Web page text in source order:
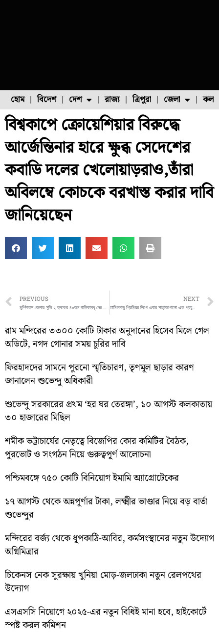
হোম বিদেশ দেশ
ফুল চাষ ফল চাষ মাছ চাষ
রাজ্য ত্রিপুরা জেলা
উত্তর ২৪ পরগনা
বিশ্বকাপে ক্রোয়েশিয়ার বিরুদ্ধে
আর্জেন্তিনার হারে ক্ষুব্ধ সেদেশের
কবাডি দলের খেলোয়াড়রাও,তাঁরা
অবিলম্বে কোচকে বরখাস্ত করার দাবি
জানিয়েছেন
Prev
PREVIOUS
মুর্শিদাবাদ জেলার সুতি ২ ব্লকের ৪০জন বালিকাবধূ দের নিয়ে প্রশিক্ষণ শুরু করলো চাইল্ড ইন নীড ইনস্টিটিউট সিনি
NEXT
তামিলনাড়ু প্রিমিয়র লিগে এবার সাড়াজাগানো এক প্রযুক্তির ব্যবহার হবে। ক্রিকেটে প্রথমবার সেই প্রযুক্তি আসছে ভারতের প্রাক্তন স্পিনার অনিল কুম্বলের হাত ধরে
রাম মন্দিরের ৩৩০০ কোটি টাকার অনুদানের হিসেব মিলে গেল
অডিটে, নগদ গোনার সময় চুরির দাবি
ফিরহাদদের সামনে পুরনো স্মৃতিচারণ, তৃণমূল ছাড়ার কারণ
জানালেন শুভেন্দু অধিকারী
শুভেন্দু সরকারের প্রথম ‘হর ঘর তেরঙ্গা’, ১০ আগস্ট কলকাতায়
৩০ হাজারের মিছিল
শমীক ভট্টাচার্যের নেতৃত্বে বিজেপির কোর কমিটির বৈঠক,
পুরভোট ও সংগঠন নিয়ে গুরুত্বপূর্ণ আলোচনা
পশ্চিমবঙ্গে ৭৫০ কোটি বিনিয়োগ ইমামি অ্যাগ্রোটেকের
১৭ আগস্ট থেকে অন্নপূর্ণার টাকা, লক্ষ্মীর ভাণ্ডার নিয়ে বড় বার্তা
শুভেন্দুর
মন্দিরের বর্জ্য থেকে ধূপকাঠি-আবির, কর্মসংস্থানের নতুন উদ্যোগ
অগ্নিমিত্রার
চিকেনস নেক সুরক্ষায় খুনিয়া মোড়-জলঢাকা নতুন রেলপথের
উদ্যোগ
এসএসসি নিয়োগে ২০২৫-এর নতুন বিধিই মানা হবে, হাইকোর্টে
স্পষ্ট করল কমিশন